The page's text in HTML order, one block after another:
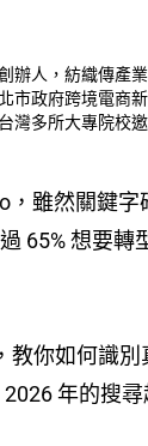
辦人，紡織傳產
市政府跨境電商
灣多所大專院校
雖然關鍵
65% 想要轉
你如何識別
年的搜